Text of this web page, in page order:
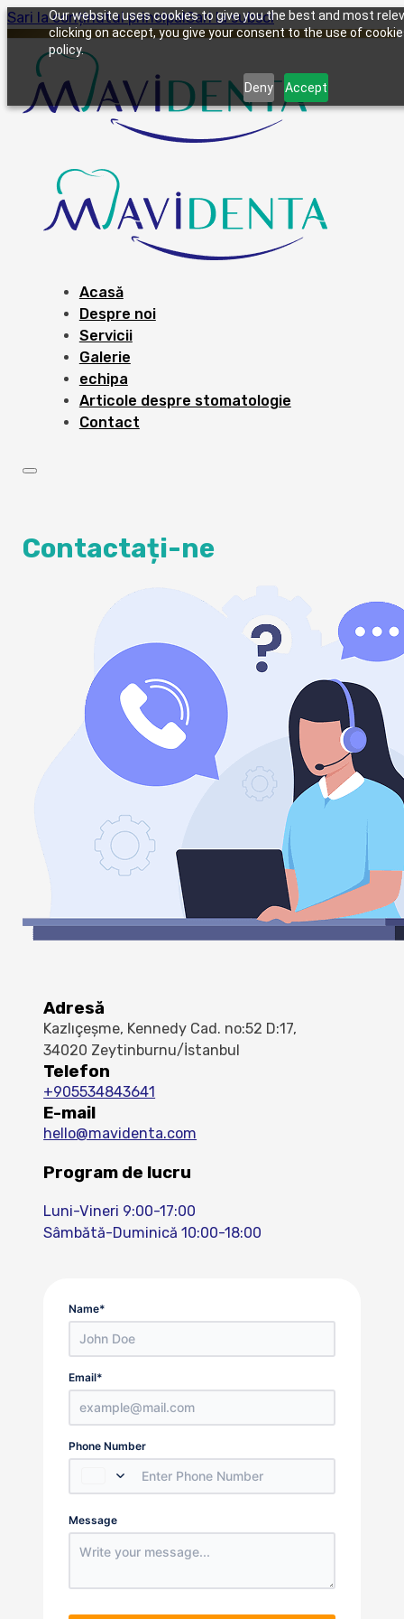
Our website uses cookies to give you the best and most
clicking on accept, you give your consent to the use of
policy.
Deny Accept
Sari la conținutul principalSari la subsol
Acasă
Despre noi
Servicii
Galerie
echipa
Articole despre stomatologie
Contact
Contactați-ne
Name*
Email*
Country
Select a Country
Phone Number
Number
Message
Adresă
Kazlıçeşme, Kennedy Cad. no:52 D:17,
34020 Zeytinburnu/İstanbul
Telefon
+905534843641
E-mail
hello@mavidenta.com
Program de lucru
Luni-Vineri 9:00-17:00
Sâmbătă-Duminică 10:00-18:00